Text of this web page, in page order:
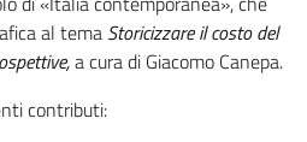
al tema Storicizzare il costo del
a cura di Giacomo Canepa.
contributi: